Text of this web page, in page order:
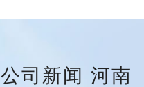
公司新闻 河南